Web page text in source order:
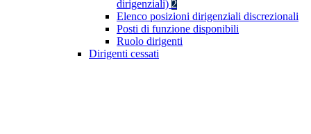
dirigenziali) 2
Elenco posizioni dirigenziali discrezionali
Posti di funzione disponibili
Ruolo dirigenti
Dirigenti cessati